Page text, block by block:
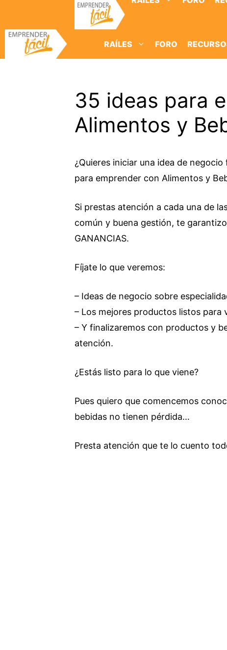
contenido
RAÍLES
FORO
35 ideas para
Alimentos y
¿Quieres iniciar una idea de
para emprender con Alimentos y
Si prestas atención a cada una de
común y buena gestión, te
GANANCIAS.
Fíjate lo que veremos:
– Ideas de negocio sobre
– Los mejores productos listos para
– Y finalizaremos con productos y
atención.
¿Estás listo para lo que viene?
Pues quiero que comencemos
bebidas no tienen pérdida…
Presta atención que te lo cuento